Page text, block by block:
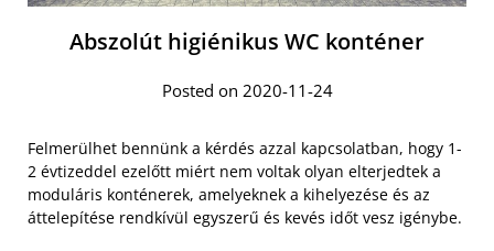
Abszolút higiénikus WC konténer
Posted on 2020-11-24
Felmerülhet bennünk a kérdés azzal kapcsolatban, hogy 1-
2 évtizeddel ezelőtt miért nem voltak olyan elterjedtek a
moduláris konténerek, amelyeknek a kihelyezése és az
áttelepítése rendkívül egyszerű és kevés időt vesz igénybe.